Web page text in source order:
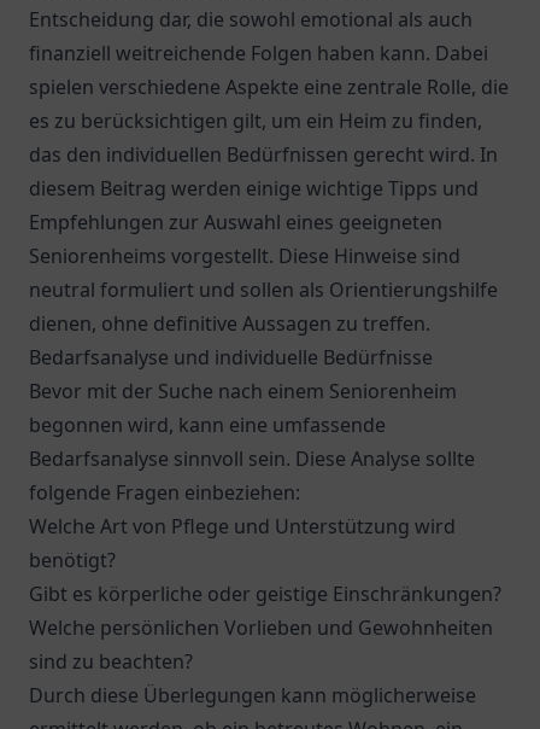
Entscheidung dar, die sowohl emotional als auch
finanziell weitreichende Folgen haben kann. Dabei
spielen verschiedene Aspekte eine zentrale Rolle, die
es zu berücksichtigen gilt, um ein Heim zu finden,
das den individuellen Bedürfnissen gerecht wird. In
diesem Beitrag werden einige wichtige Tipps und
Empfehlungen zur Auswahl eines geeigneten
Seniorenheims vorgestellt. Diese Hinweise sind
neutral formuliert und sollen als Orientierungshilfe
dienen, ohne definitive Aussagen zu treffen.
Bedarfsanalyse und individuelle Bedürfnisse
Bevor mit der Suche nach einem Seniorenheim
begonnen wird, kann eine umfassende
Bedarfsanalyse sinnvoll sein. Diese Analyse sollte
folgende Fragen einbeziehen:
Welche Art von Pflege und Unterstützung wird
benötigt?
Gibt es körperliche oder geistige Einschränkungen?
Welche persönlichen Vorlieben und Gewohnheiten
sind zu beachten?
Durch diese Überlegungen kann möglicherweise